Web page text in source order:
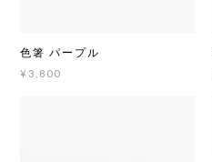
色箸 パープル
¥3,800